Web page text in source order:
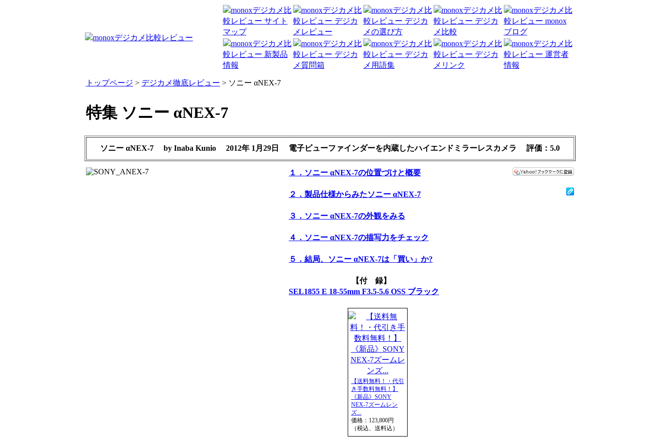
トップページ > デジカメ徹底レビュー > ソニー αNEX-7
特集 ソニー αNEX-7
ソニー αNEX-7 by Inaba Kunio 2012年 1月29日 電子ビューファインダーを内蔵したハイエンドミラーレスカメラ 評価： 5.0
１．ソニー αNEX-7の位置づけと概要
２．製品仕様からみたソニー αNEX-7
３．ソニー αNEX-7の外観をみる
４．ソニー αNEX-7の描写力をチェック
５．結局、ソニー αNEX-7は「買い」か?
【付 録】
SEL1855 E 18-55mm F3.5-5.6 OSS ブラック
【送料無料！・代引
き手数料無料！】
《新品》SONY
NEX-7ズームレン
ズ...
価格：123,800円
（税込、送料込）